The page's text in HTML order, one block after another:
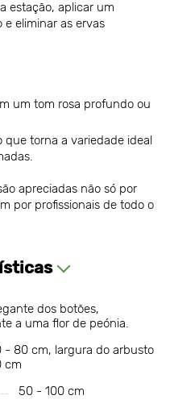
estação, aplicar um
e eliminar as ervas
um tom rosa profundo ou
que torna a variedade ideal
apreciadas não só por
por profissionais de todo o
dos botões,
a uma flor de peónia.
- 80 cm, largura do arbusto
cm
50 - 100 cm